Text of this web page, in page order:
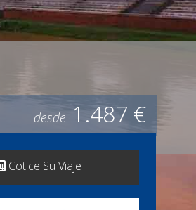
desde1.487 €
Cotice Su Viaje